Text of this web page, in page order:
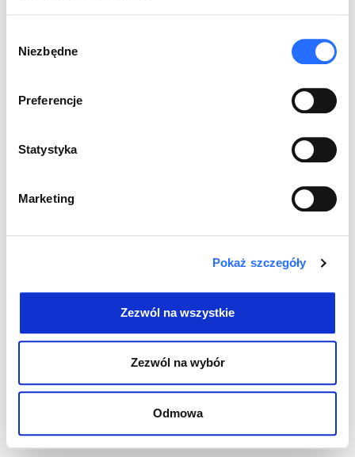
zgody
Niezbędne
Preferencje
Statystyka
Marketing
Pokaż szczegóły
Zezwól na wszystkie
Zezwól na wybór
Odmowa
Zadzwoń do nas
Wszystkie prawa zastrzeżone © 2026